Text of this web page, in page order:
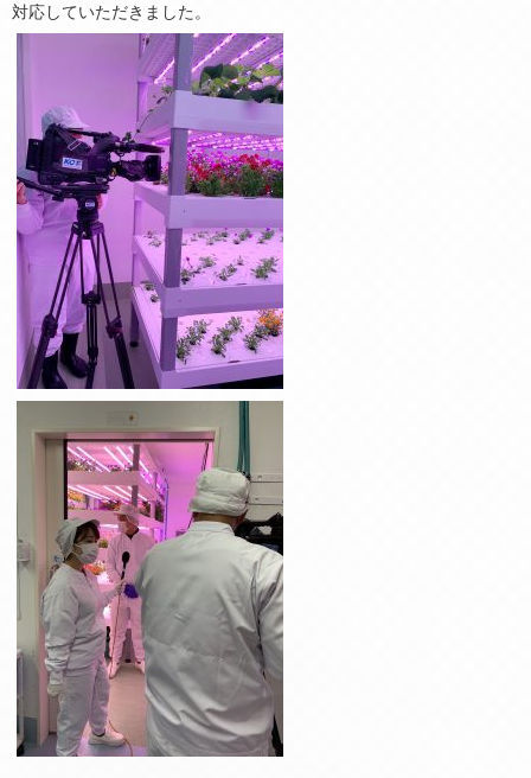
対応していただきました。